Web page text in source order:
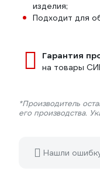
изделия;
Подходит для
Гарантия
на товары
*Производитель
его производства.
Нашли